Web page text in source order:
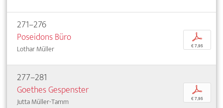
271–276
Poseidons Büro
Lothar Müller
p
€ 7,95
277–281
Goethes Gespenster
Jutta Müller-Tamm
p
€ 7,95